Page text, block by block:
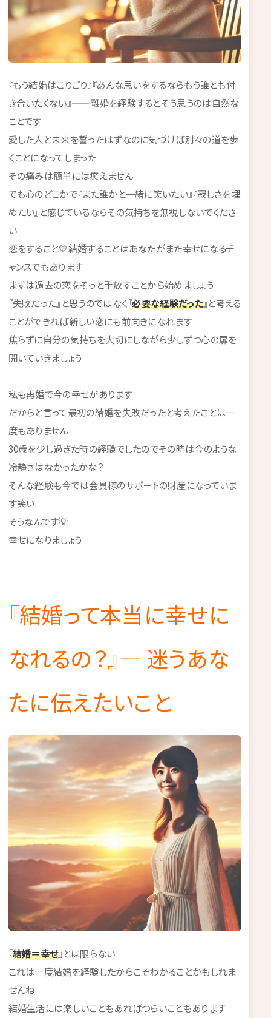
『もう結婚はこりごり』『あんな思いをするならもう誰とも付
き合いたくない』——離婚を経験するとそう思うのは自然な
ことです
愛した人と未来を誓ったはずなのに気づけば別々の道を歩
くことになってしまった
その痛みは簡単には癒えません
でも心のどこかで『また誰かと一緒に笑いたい』『寂しさを埋
めたい』と感じているならその気持ちを無視しないでくださ
い
恋をすること💛結婚することはあなたがまた幸せになるチ
ャンスでもあります
まずは過去の恋をそっと手放すことから始めましょう
『失敗だった』と思うのではなく『必要な経験だった』と考える
ことができれば新しい恋にも前向きになれます
焦らずに自分の気持ちを大切にしながら少しずつ心の扉を
開いていきましょう
私も再婚で今の幸せがあります
だからと言って最初の結婚を失敗だったと考えたことは一
度もありません
30歳を少し過ぎた時の経験でしたのでその時は今のような
冷静さはなかったかな？
そんな経験も今では会員様のサポートの財産になっていま
す笑い
そうなんです💡
幸せになりましょう
『結婚って本当に幸せに
なれるの？』— 迷うあな
たに伝えたいこと
『結婚＝幸せ』とは限らない
これは一度結婚を経験したからこそわかることかもしれま
せんね
結婚生活には楽しいこともあればつらいこともあります